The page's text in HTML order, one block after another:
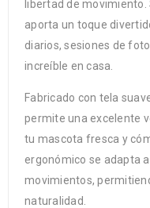
libertad de
aporta un toque
diarios, sesiones de
increíble en casa.
Fabricado con tela
permite una excelente
tu mascota fresca y
ergonómico se adapta
movimientos,
naturalidad.